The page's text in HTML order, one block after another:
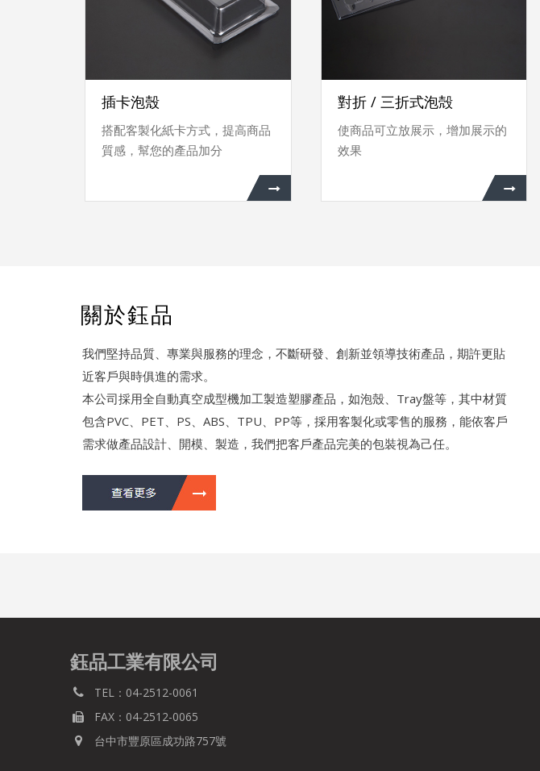
插卡泡殼
搭配客製化紙卡方式，提高商品
質感，幫您的產品加分
對折 / 三折式泡殻
使商品可立放展示，增加展示的
效果
關於鈺品
我們堅持品質、專業與服務的理念，不斷研發、創新並領導技術產品，期許更貼
近客戶與時俱進的需求。
本公司採用全自動真空成型機加工製造塑膠產品，如泡殼、Tray盤等，其中材質
包含PVC、PET、PS、ABS、TPU、PP等，採用客製化或零售的服務，能依客戶
需求做產品設計、開模、製造，我們把客戶產品完美的包裝視為己任。
鈺品工業有限公司
TEL：04-2512-0061
FAX：04-2512-0065
台中市豐原區成功路757號